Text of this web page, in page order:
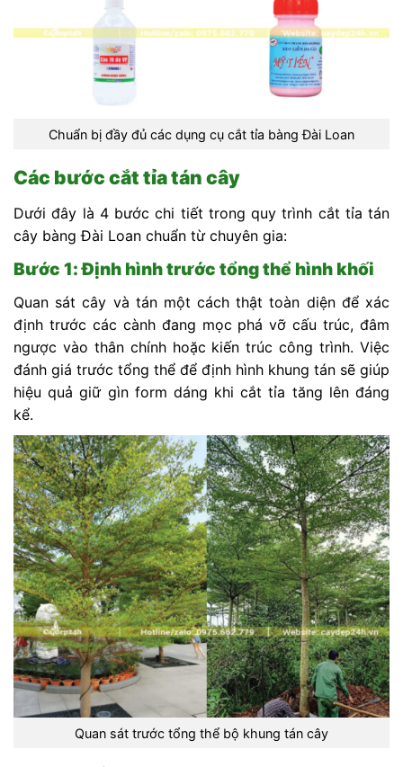
Chuẩn bị đầy đủ các dụng cụ cắt tỉa bàng Đài Loan
Các bước cắt tỉa tán cây
Dưới đây là 4 bước chi tiết trong quy trình cắt tỉa tán
cây bàng Đài Loan chuẩn từ chuyên gia:
Bước 1: Định hình trước tổng thể hình khối
Quan sát cây và tán một cách thật toàn diện để xác
định trước các cành đang mọc phá vỡ cấu trúc, đâm
ngược vào thân chính hoặc kiến trúc công trình. Việc
đánh giá trước tổng thể để định hình khung tán sẽ giúp
hiệu quả giữ gìn form dáng khi cắt tỉa tăng lên đáng
kể.
Quan sát trước tổng thể bộ khung tán cây